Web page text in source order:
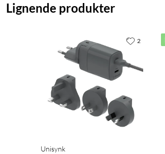
Lignende produkter
Unisynk
2